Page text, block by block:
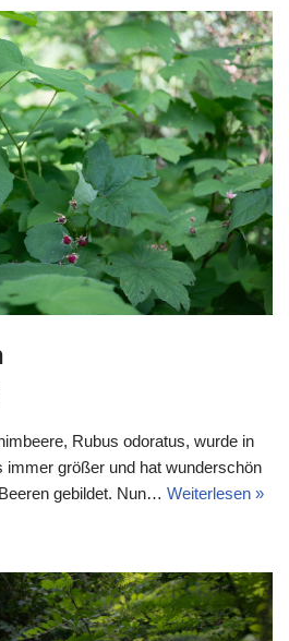
Rubus odoratus, wurde in
immer größer und hat wunderschön
gebildet. Nun… Weiterlesen »